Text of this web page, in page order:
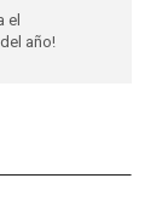
el
año!